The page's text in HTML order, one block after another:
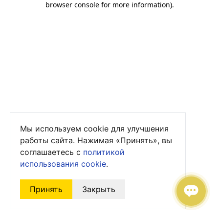
browser console for more information).
Мы используем cookie для улучшения
работы сайта. Нажимая «Принять», вы
соглашаетесь с политикой
использования cookie.
Принять Закрыть